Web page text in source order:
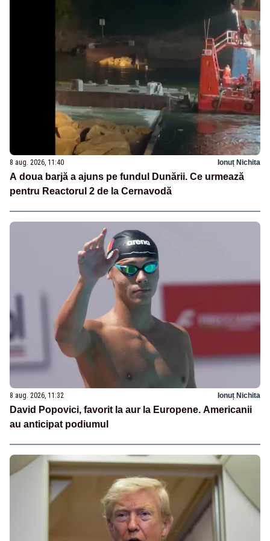
8 aug. 2026, 11:40 Ionuț Nichita
A doua barjă a ajuns pe fundul Dunării. Ce urmează
pentru Reactorul 2 de la Cernavodă
8 aug. 2026, 11:32 Ionuț Nichita
David Popovici, favorit la aur la Europene. Americanii
au anticipat podiumul